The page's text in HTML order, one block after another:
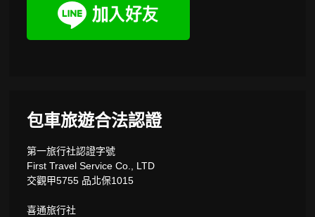
包車旅遊合法認證
第一旅行社認證字號
First Travel Service Co., LTD
交觀甲5755 品北保1015
喜通旅行社